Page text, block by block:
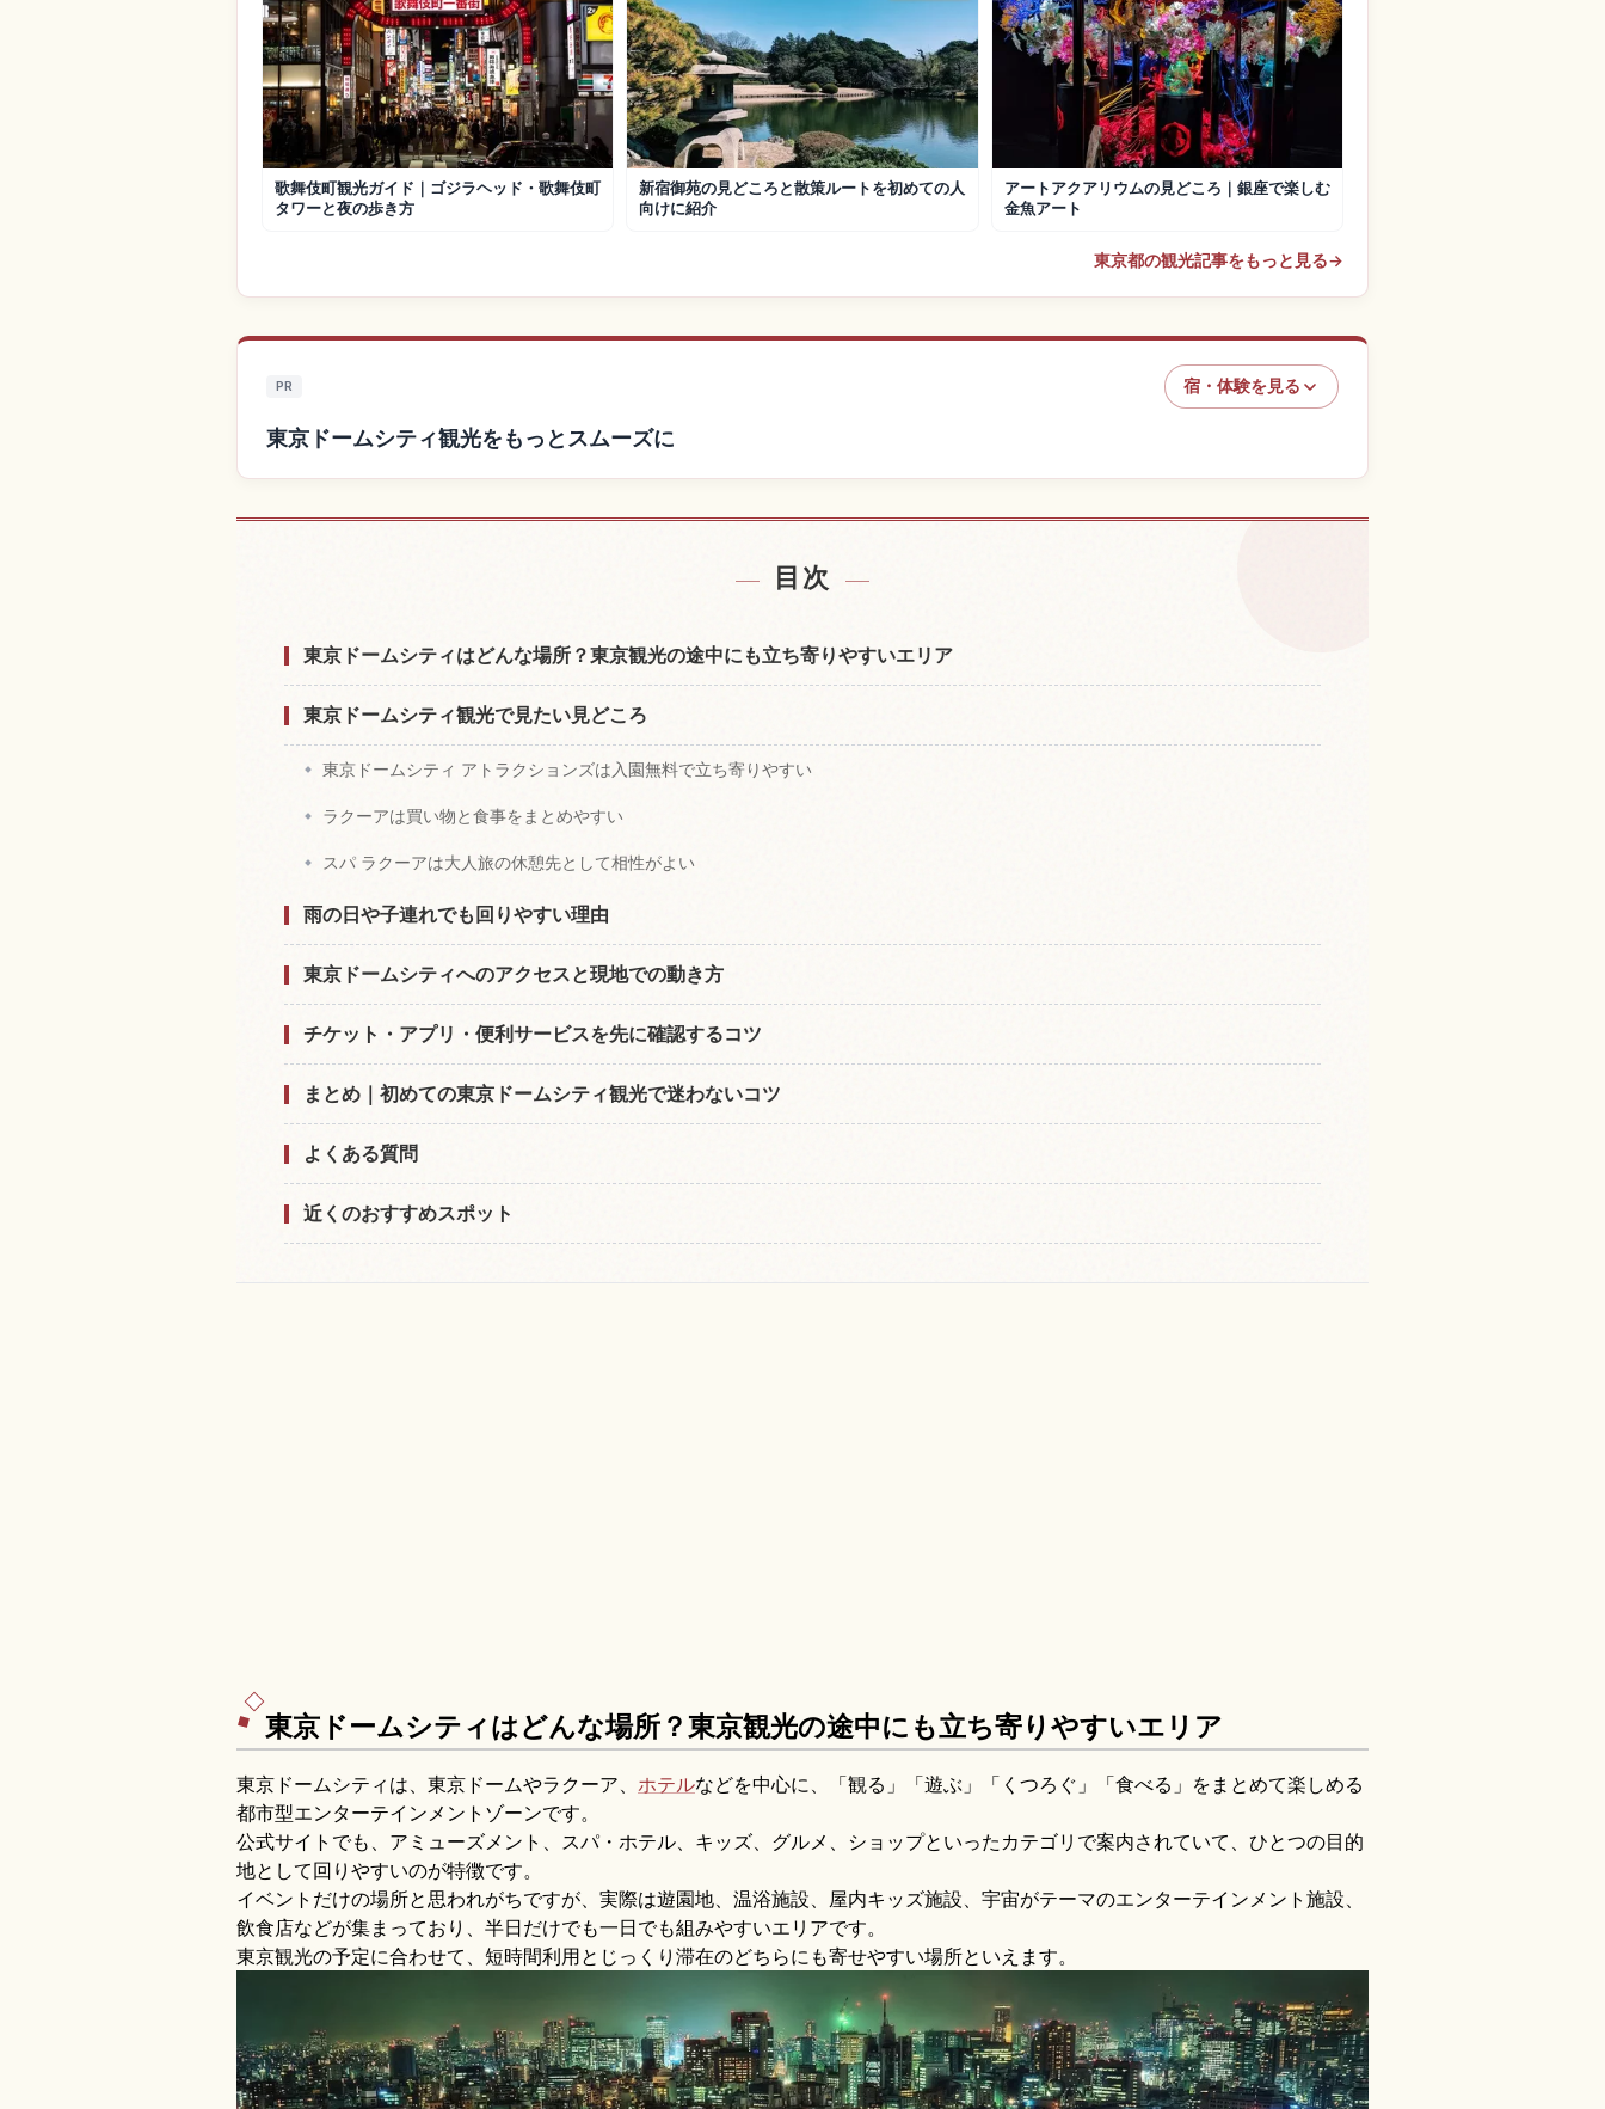
歌舞伎町観光ガイド｜ゴジラヘッド・歌舞伎町
タワーと夜の歩き方
新宿御苑の見どころと散策ルートを初めての人
向けに紹介
アートアクアリウムの見どころ｜銀座で楽しむ
金魚アート
東京都の観光記事をもっと見る→
PR 宿・体験を見る
東京ドームシティ観光をもっとスムーズに
目次
東京ドームシティはどんな場所？東京観光の途中にも立ち寄りやすいエリア
東京ドームシティ観光で見たい見どころ
東京ドームシティ アトラクションズは入園無料で立ち寄りやすい
ラクーアは買い物と食事をまとめやすい
スパ ラクーアは大人旅の休憩先として相性がよい
雨の日や子連れでも回りやすい理由
東京ドームシティへのアクセスと現地での動き方
チケット・アプリ・便利サービスを先に確認するコツ
まとめ｜初めての東京ドームシティ観光で迷わないコツ
よくある質問
近くのおすすめスポット
東京ドームシティはどんな場所？東京観光の途中にも立ち寄りやすいエリア
東京ドームシティは、東京ドームやラクーア、 ホテルなどを中心に、「観る」「遊ぶ」「くつろぐ」「食べる」をまとめて楽しめる
都市型エンターテインメントゾーンです。
公式サイトでも、アミューズメント、スパ・ホテル、キッズ、グルメ、ショップといったカテゴリで案内されていて、ひとつの目的
地として回りやすいのが特徴です。
イベントだけの場所と思われがちですが、実際は遊園地、温浴施設、屋内キッズ施設、宇宙がテーマのエンターテインメント施設、
飲食店などが集まっており、半日だけでも一日でも組みやすいエリアです。
東京観光の予定に合わせて、短時間利用とじっくり滞在のどちらにも寄せやすい場所といえます。